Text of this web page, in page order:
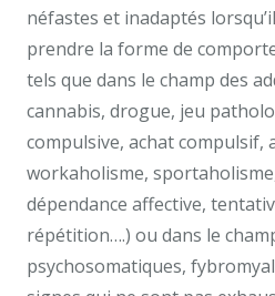
néfastes et inadaptés
prendre la forme de
tels que dans le champ des
cannabis, drogue, jeu
compulsive, achat compulsif,
workaholisme,
dépendance affective,
répétition….) ou dans le
psychosomatiques,